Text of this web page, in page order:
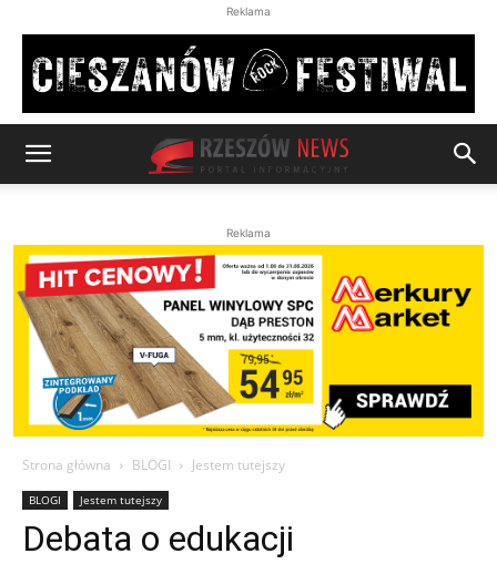
Reklama
Reklama
Strona główna BLOGI Jestem tutejszy
BLOGI Jestem tutejszy
Debata o edukacji